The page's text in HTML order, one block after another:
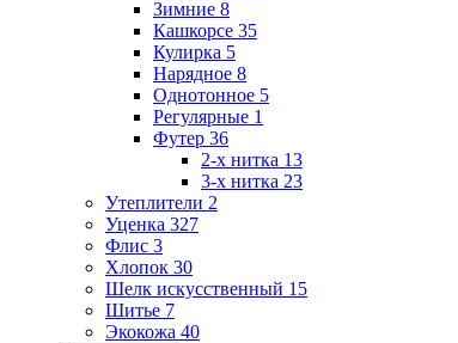
Зимние 8
Кашкорсе 35
Кулирка 5
Нарядное 8
Однотонное 5
Регулярные 1
Футер 36
2-х нитка 13
3-х нитка 23
Утеплители 2
Уценка 327
Флис 3
Хлопок 30
Шелк искусственный 15
Шитье 7
Экокожа 40